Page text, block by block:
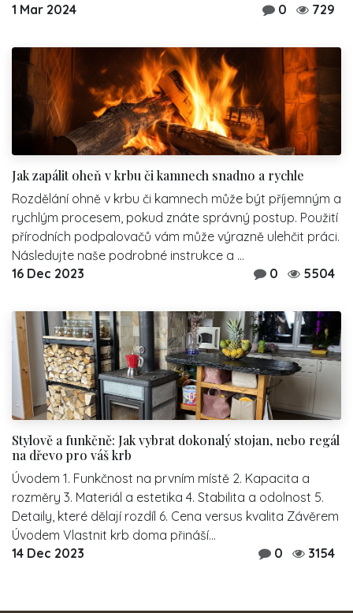
1 Mar 2024
0 729
Jak zapálit oheň v krbu či kamnech snadno a rychle
Rozdělání ohně v krbu či kamnech může být příjemným a
rychlým procesem, pokud znáte správný postup. Použití
přírodních podpalovačů vám může výrazně ulehčit práci.
Následujte naše podrobné instrukce a ...
16 Dec 2023
0 5504
Stylově a funkčně: Jak vybrat dokonalý stojan, nebo regál
na dřevo pro váš krb
Úvodem 1. Funkčnost na prvním místě 2. Kapacita a
rozměry 3. Materiál a estetika 4. Stabilita a odolnost 5.
Detaily, které dělají rozdíl 6. Cena versus kvalita Závěrem
Úvodem Vlastnit krb doma přináší...
14 Dec 2023
0 3154